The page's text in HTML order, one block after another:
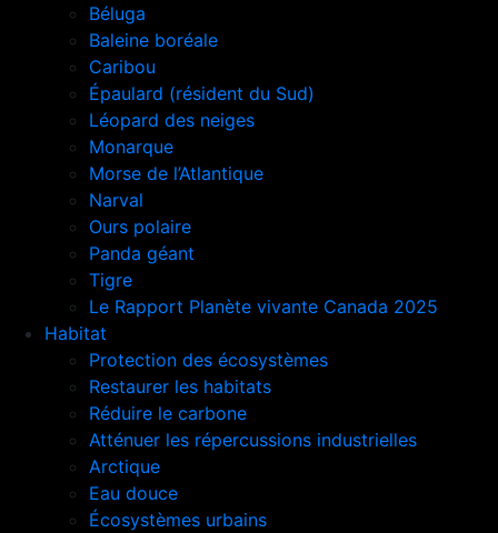
Béluga
Baleine boréale
Caribou
Épaulard (résident du Sud)
Léopard des neiges
Monarque
Morse de l’Atlantique
Narval
Ours polaire
Panda géant
Tigre
Le Rapport Planète vivante Canada 2025
Habitat
Protection des écosystèmes
Restaurer les habitats
Réduire le carbone
Atténuer les répercussions industrielles
Arctique
Eau douce
Écosystèmes urbains